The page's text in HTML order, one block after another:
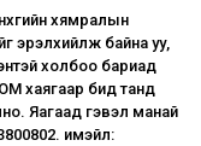
хямралын
эрэлхийлж байна уу,
холбоо бариад
хаягаар бид танд
Яагаад гэвэл манай
имэйл: